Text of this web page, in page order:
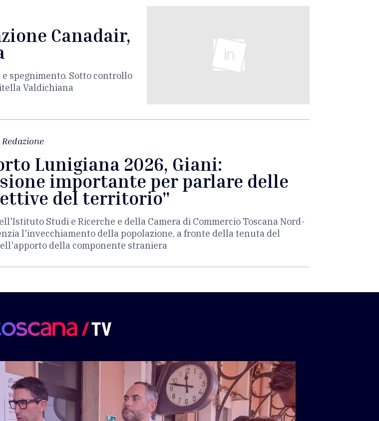
Canadair,
spegnimento. Sotto controllo
Valdichiana
Redazione
Lunigiana 2026, Giani:
importante per parlare delle
del territorio"
Studi e Ricerche e della Camera di Commercio Toscana Nord-
l'invecchiamento della popolazione, a fronte della tenuta del
della componente straniera